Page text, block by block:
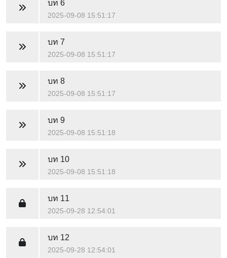
บท 6
2025-09-08 15:51:17
บท 7
2025-09-08 15:51:17
บท 8
2025-09-08 15:51:17
บท 9
2025-09-08 15:51:18
บท 10
2025-09-08 15:51:18
บท 11
2025-09-28 12:54:01
บท 12
2025-09-28 12:54:01